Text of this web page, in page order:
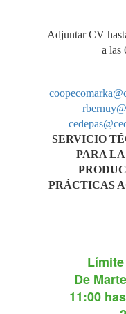
Adjuntar CV
a las
SERVICIO
PARA
PRÁCTICAS
De
11:00